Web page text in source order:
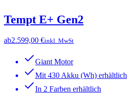
Tempt E+ Gen2
ab2.599,00 €inkl. MwSt
Giant Motor
Mit 430 Akku (Wh) erhältlich
In 2 Farben erhältlich